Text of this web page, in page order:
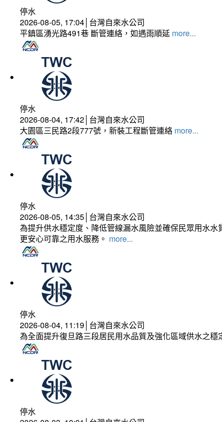
停水
2026-08-05, 17:04│台灣自來水公司
平鎮區湧光路491巷 斷管連絡，如遇雨順延 more...
停水
2026-08-04, 17:42│台灣自來水公司
大園區三民路2段777號，新裝工程斷管連絡 more...
停水
2026-08-05, 14:35│台灣自來水公司
為提升供水穩定度、降低管線漏水風險並確保民眾用水
更安心可靠之用水服務。 more...
停水
2026-08-04, 11:19│台灣自來水公司
為全面提升復旦路三段居民用水品質及強化區域供水之
停水